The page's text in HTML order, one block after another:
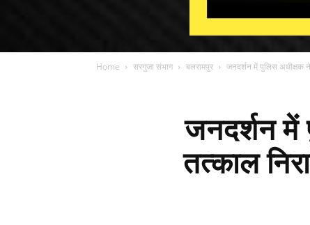
Home सरगुजा संभाग बलरामपुर जनदर्शन में पुलिस अधीक्षक
जनदर्शन में
तत्काल